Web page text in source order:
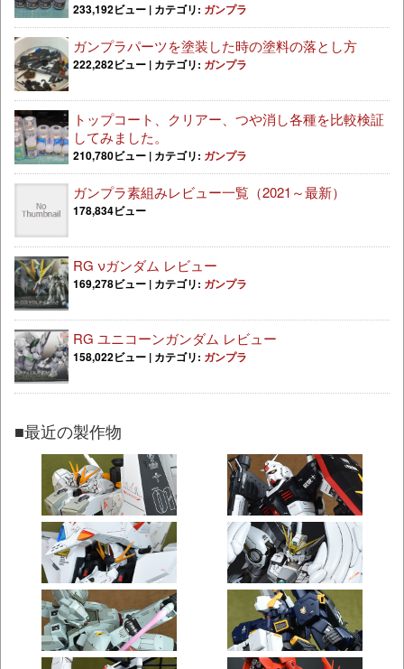
233,192ビュー | カテゴリ: ガンプラ
ガンプラパーツを塗装した時の塗料の落とし方
222,282ビュー | カテゴリ: ガンプラ
トップコート、クリアー、つや消し各種を比較検証
してみました。
210,780ビュー | カテゴリ: ガンプラ
ガンプラ素組みレビュー一覧（2021～最新）
178,834ビュー
RG νガンダム レビュー
169,278ビュー | カテゴリ: ガンプラ
RG ユニコーンガンダム レビュー
158,022ビュー | カテゴリ: ガンプラ
■最近の製作物